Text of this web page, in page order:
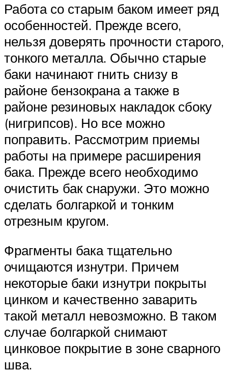
Работа со старым баком имеет ряд
особенностей. Прежде всего,
нельзя доверять прочности старого,
тонкого металла. Обычно старые
баки начинают гнить снизу в
районе бензокрана а также в
районе резиновых накладок сбоку
(нигрипсов). Но все можно
поправить. Рассмотрим приемы
работы на примере расширения
бака. Прежде всего необходимо
очистить бак снаружи. Это можно
сделать болгаркой и тонким
отрезным кругом.
Фрагменты бака тщательно
очищаются изнутри. Причем
некоторые баки изнутри покрыты
цинком и качественно заварить
такой металл невозможно. В таком
случае болгаркой снимают
цинковое покрытие в зоне сварного
шва.